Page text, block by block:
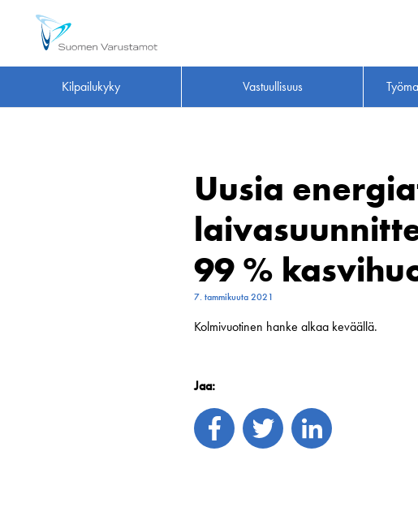
Kilpailukyky Vastuullisuus
Uusia
99 %
7. tammikuuta 2021
Kolmivuotinen hanke alkaa keväällä.
Jaa: